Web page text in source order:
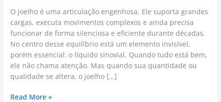
O joelho é uma articulação engenhosa. Ele suporta grandes
cargas, executa movimentos complexos e ainda precisa
funcionar de forma silenciosa e eficiente durante décadas.
No centro desse equilíbrio está um elemento invisível,
porém essencial: o líquido sinovial. Quando tudo está bem,
ele não chama atenção. Mas quando sua quantidade ou
qualidade se altera, o joelho […]
Read More »